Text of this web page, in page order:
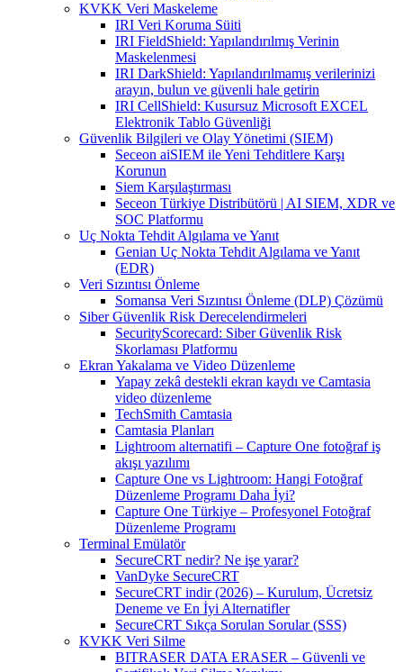
KVKK Veri Maskeleme
IRI Veri Koruma Süiti
IRI FieldShield: Yapılandırılmış Verinin
Maskelenmesi
IRI DarkShield: Yapılandırılmamış verilerinizi
arayın, bulun ve güvenli hale getirin
IRI CellShield: Kusursuz Microsoft EXCEL
Elektronik Tablo Güvenliği
Güvenlik Bilgileri ve Olay Yönetimi (SIEM)
Seceon aiSIEM ile Yeni Tehditlere Karşı
Korunun
Siem Karşılaştırması
Seceon Türkiye Distribütörü | AI SIEM, XDR ve
SOC Platformu
Uç Nokta Tehdit Algılama ve Yanıt
Genian Uç Nokta Tehdit Algılama ve Yanıt
(EDR)
Veri Sızıntısı Önleme
Somansa Veri Sızıntısı Önleme (DLP) Çözümü
Siber Güvenlik Risk Derecelendirmeleri
SecurityScorecard: Siber Güvenlik Risk
Skorlaması Platformu
Ekran Yakalama ve Video Düzenleme
Yapay zekâ destekli ekran kaydı ve Camtasia
video düzenleme
TechSmith Camtasia
Camtasia Planları
Lightroom alternatifi – Capture One fotoğraf iş
akışı yazılımı
Capture One vs Lightroom: Hangi Fotoğraf
Düzenleme Programı Daha İyi?
Capture One Türkiye – Profesyonel Fotoğraf
Düzenleme Programı
Terminal Emülatör
SecureCRT nedir? Ne işe yarar?
VanDyke SecureCRT
SecureCRT indir (2026) – Kurulum, Ücretsiz
Deneme ve En İyi Alternatifler
SecureCRT Sıkça Sorulan Sorular (SSS)
KVKK Veri Silme
BITRASER DATA ERASER – Güvenli ve